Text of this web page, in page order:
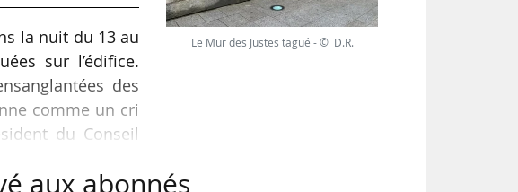
la nuit du 13 au
sur l’édifice.
des
comme un cri
du Conseil
Le Mur des Justes tagué - © D.R.
aux abonnés